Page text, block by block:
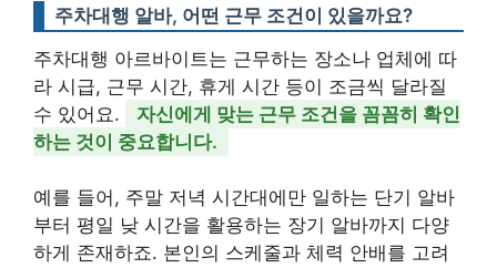
주차대행 알바, 어떤 근무 조건이 있을까요?
주차대행 아르바이트는 근무하는 장소나 업체에 따
라 시급, 근무 시간, 휴게 시간 등이 조금씩 달라질
수 있어요.
자신에게 맞는 근무 조건을 꼼꼼히 확인
하는 것이 중요합니다.
예를 들어, 주말 저녁 시간대에만 일하는 단기 알바
부터 평일 낮 시간을 활용하는 장기 알바까지 다양
하게 존재하죠. 본인의 스케줄과 체력 안배를 고려